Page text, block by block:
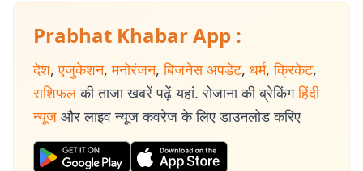
Prabhat Khabar App :
देश, एजुकेशन, मनोरंजन, बिजनेस अपडेट, धर्म, क्रिकेट,
राशिफल की ताजा खबरें पढ़ें यहां. रोजाना की ब्रेकिंग हिंदी
न्यूज और लाइव न्यूज कवरेज के लिए डाउनलोड करिए